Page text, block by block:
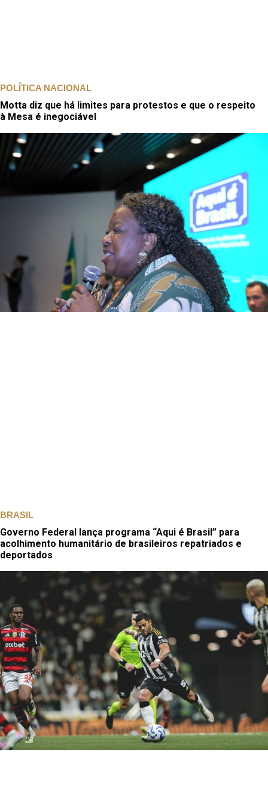
POLÍTICA NACIONAL
Motta diz que há limites para protestos e que o respeito
à Mesa é inegociável
BRASIL
Governo Federal lança programa “Aqui é Brasil” para
acolhimento humanitário de brasileiros repatriados e
deportados